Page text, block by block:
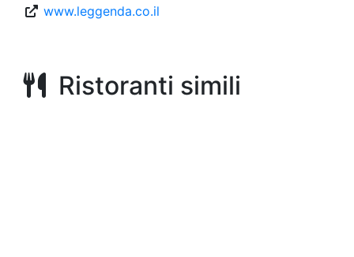
www.leggenda.co.il
Ristoranti simili